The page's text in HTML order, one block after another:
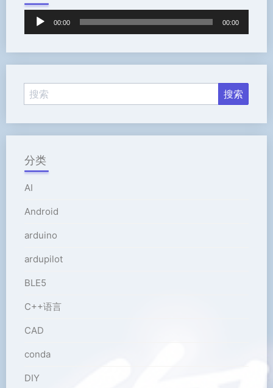
放
00:00 00:00
分类
AI
Android
arduino
ardupilot
BLE5
C++语言
CAD
conda
DIY